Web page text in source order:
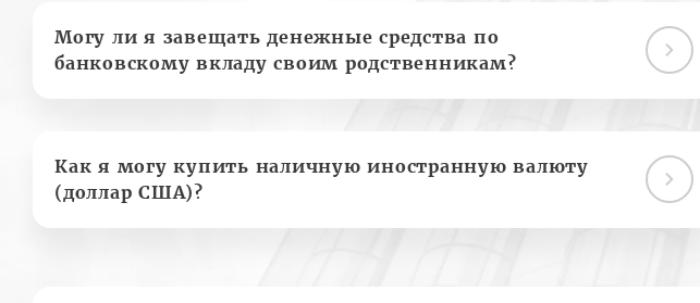
Могу ли я завещать денежные средства по
банковскому вкладу своим родственникам?
Как я могу купить наличную иностранную валюту
(доллар США)?